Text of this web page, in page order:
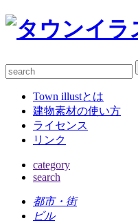
Town illustとは
建物素材の使い方
ライセンス
リンク
category
search
都市・街
ビル